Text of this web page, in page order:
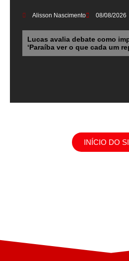
Alisson Nascimento 08/08/2026
Lucas avalia debate como
‘Paraíba ver o que cada um
INÍCIO DO